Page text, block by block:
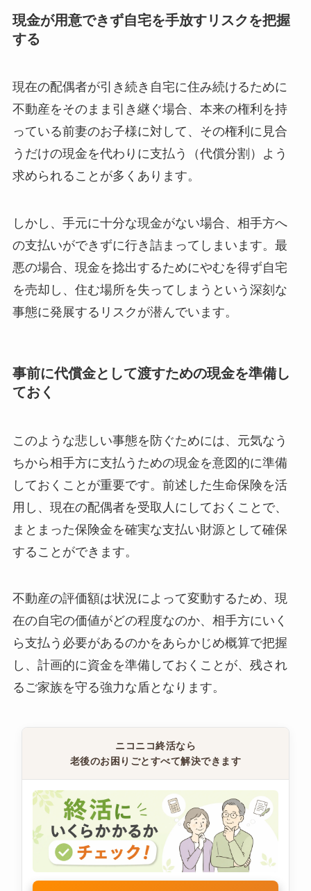
現金が用意できず自宅を手放すリスクを把握
する
現在の配偶者が引き続き自宅に住み続けるために
不動産をそのまま引き継ぐ場合、本来の権利を持
っている前妻のお子様に対して、その権利に見合
うだけの現金を代わりに支払う（代償分割）よう
求められることが多くあります。
しかし、手元に十分な現金がない場合、相手方へ
の支払いができずに行き詰まってしまいます。最
悪の場合、現金を捻出するためにやむを得ず自宅
を売却し、住む場所を失ってしまうという深刻な
事態に発展するリスクが潜んでいます。
事前に代償金として渡すための現金を準備し
ておく
このような悲しい事態を防ぐためには、元気なう
ちから相手方に支払うための現金を意図的に準備
しておくことが重要です。前述した生命保険を活
用し、現在の配偶者を受取人にしておくことで、
まとまった保険金を確実な支払い財源として確保
することができます。
不動産の評価額は状況によって変動するため、現
在の自宅の価値がどの程度なのか、相手方にいく
ら支払う必要があるのかをあらかじめ概算で把握
し、計画的に資金を準備しておくことが、残され
るご家族を守る強力な盾となります。
ニコニコ終活なら
老後のお困りごとすべて解決できます